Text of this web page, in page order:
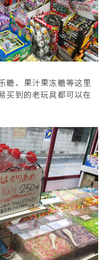
糖、果汁果冻糖等这里
买到的老玩具都可以在